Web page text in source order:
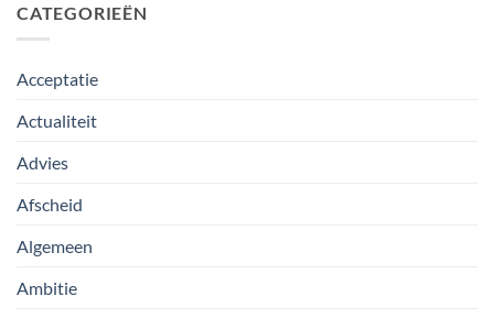
CATEGORIEËN
Acceptatie
Actualiteit
Advies
Afscheid
Algemeen
Ambitie